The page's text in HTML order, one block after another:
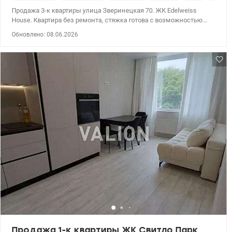
Продажа 3-к квартиры улица Зверинецкая 70. ЖК Edelweiss
House. Квартира без ремонта, стяжка готова с возможностью
Обновлено: 08.06.2026
Продажа 1-к квартиры ЖК Свитло Парк